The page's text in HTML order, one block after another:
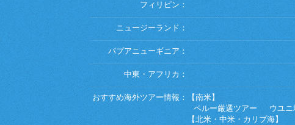
フィリピン：
ニュージーランド：
パプアニューギニア：
中東・アフリカ：
おすすめ海外ツアー情報：
【南米】
ペルー厳選ツアー
ウユニ
【北米・中米・カリブ海】